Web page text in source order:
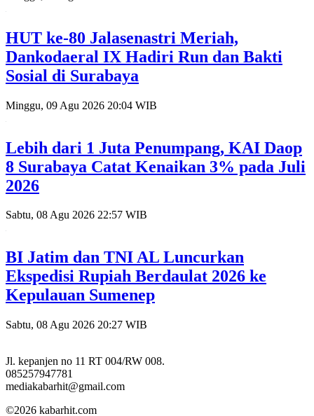
HUT ke-80 Jalasenastri Meriah,
Dankodaeral IX Hadiri Run dan Bakti
Sosial di Surabaya
Minggu, 09 Agu 2026 20:04 WIB
Lebih dari 1 Juta Penumpang, KAI Daop
8 Surabaya Catat Kenaikan 3% pada Juli
2026
Sabtu, 08 Agu 2026 22:57 WIB
BI Jatim dan TNI AL Luncurkan
Ekspedisi Rupiah Berdaulat 2026 ke
Kepulauan Sumenep
Sabtu, 08 Agu 2026 20:27 WIB
Jl. kepanjen no 11 RT 004/RW 008.
085257947781
mediakabarhit@gmail.com
©2026 kabarhit.com